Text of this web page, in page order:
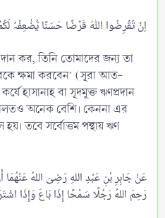
কর, তিনি তোমাদের জন্য তা
ক্ষমা করবেন’ (সূরা আত-
হাসানাহ বা সূদমুক্ত ঋণপ্রদান
অনেক বেশি। কেননা এর
হয়। তবে সর্বোত্তম পন্থায় ঋণ
عَنْ جَابِرِ بْنِ عَبْدِ اللهِ رَضِىَ اللهُ